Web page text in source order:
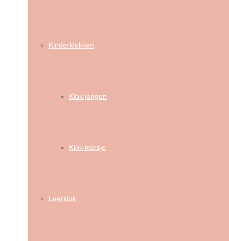
Kinderklokken
Klok jongen
Klok meisje
Leerklok